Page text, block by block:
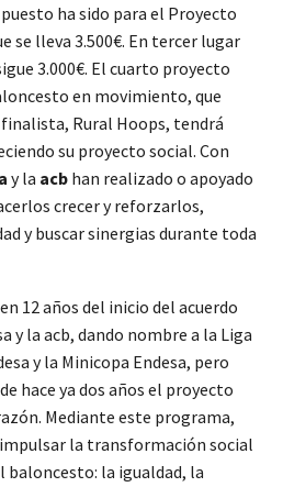
ha sido para el Proyecto
se lleva 3.500€. En tercer lugar
3.000€. El cuarto proyecto
en movimiento, que
Rural Hoops, tendrá
su proyecto social. Con
y la acb han realizado o apoyado
crecer y reforzarlos,
y buscar sinergias durante toda
12 años del inicio del acuerdo
y la acb, dando nombre a la Liga
y la Minicopa Endesa, pero
hace ya dos años el proyecto
Mediante este programa,
impulsar la transformación social
baloncesto: la igualdad, la